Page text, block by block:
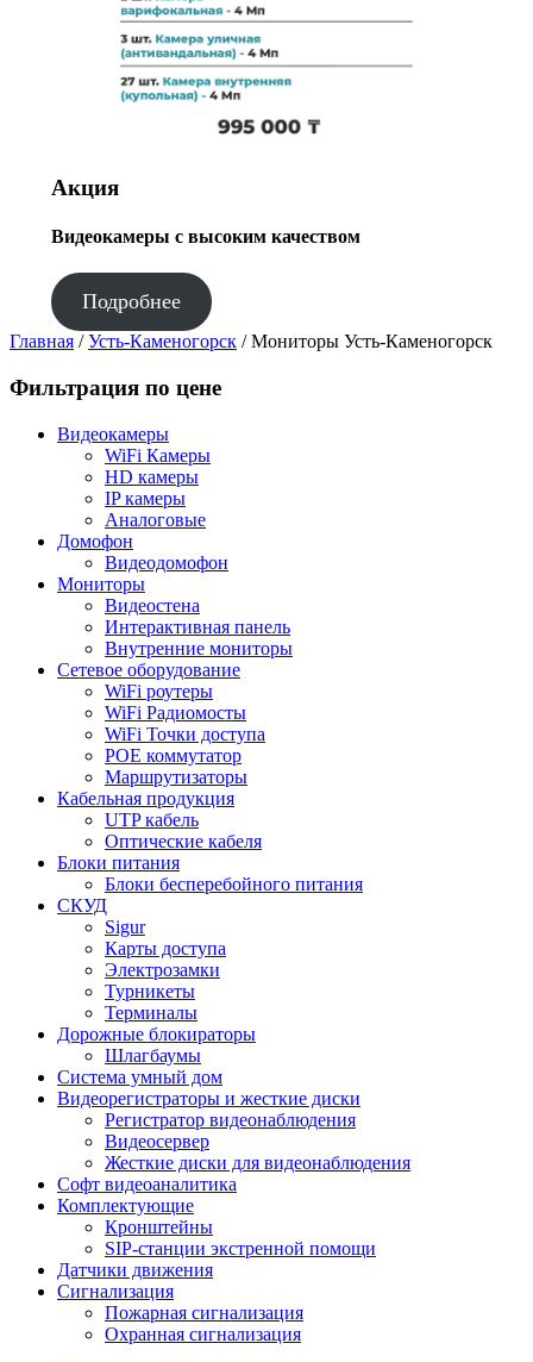
Акция
Видеокамеры с высоким качеством
Подробнее
Главная /Усть-Каменогорск / Мониторы Усть-Каменогорск
Фильтрация по цене
Видеокамеры
WiFi Камеры
HD камеры
IP камеры
Аналоговые
Домофон
Видеодомофон
Мониторы
Видеостена
Интерактивная панель
Внутренние мониторы
Сетевое оборудование
WiFi роутеры
WiFi Радиомосты
WiFi Точки доступа
POE коммутатор
Маршрутизаторы
Кабельная продукция
UTP кабель
Оптические кабеля
Блоки питания
Блоки бесперебойного питания
СКУД
Sigur
Карты доступа
Электрозамки
Турникеты
Терминалы
Дорожные блокираторы
Шлагбаумы
Cистема умный дом
Видеорегистраторы и жесткие диски
Регистратор видеонаблюдения
Видеосервер
Жесткие диски для видеонаблюдения
Софт видеоаналитика
Комплектующие
Кронштейны
SIP-станции экстренной помощи
Датчики движения
Сигнализация
Пожарная сигнализация
Охранная сигнализация